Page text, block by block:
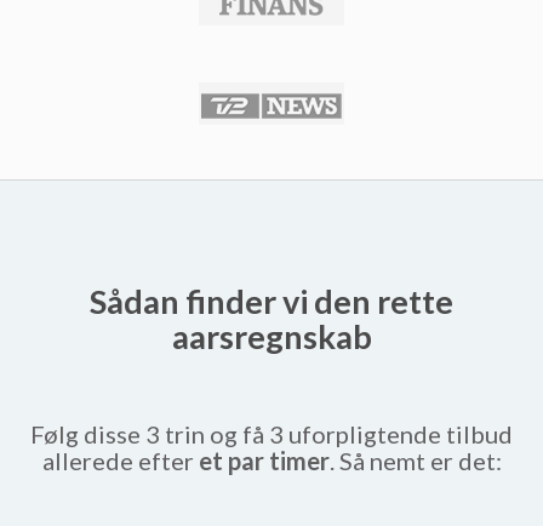
Sådan finder vi den rette
aarsregnskab
Følg disse 3 trin og få 3 uforpligtende tilbud
allerede efter et par timer. Så nemt er det: